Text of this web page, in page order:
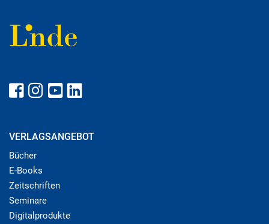
VERLAGSANGEBOT
Bücher
E-Books
Zeitschriften
Seminare
Digitalprodukte